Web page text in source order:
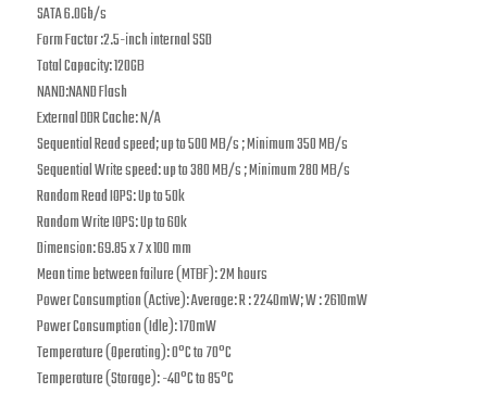
SATA 6.0Gb/s
Form Factor :2.5-inch internal SSD
Total Capacity: 120GB
NAND:NAND Flash
External DDR Cache: N/A
Sequential Read speed; up to 500 MB/s ; Minimum 350 MB/s
Sequential Write speed: up to 380 MB/s ; Minimum 280 MB/s
Random Read IOPS: Up to 50k
Random Write IOPS: Up to 60k
Dimension: 69.85 x 7 x 100 mm
Mean time between failure (MTBF): 2M hours
Power Consumption (Active): Average: R : 2240mW; W : 2610mW
Power Consumption (Idle): 170mW
Temperature (Operating): 0°C to 70°C
Temperature (Storage): -40°C to 85°C